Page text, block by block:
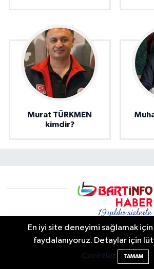
Murat TÜRKMEN
kimdir?
Bartın info | Bartın Son Dakika
Bartın’da yaşanan son dakika
En iyi site deneyimi sağlamak
faydalanıyoruz. Detaylar için
Çerezler
TAMAM
Bartın'da Şafak Operasyonu:
Şüpheli Aranıyor